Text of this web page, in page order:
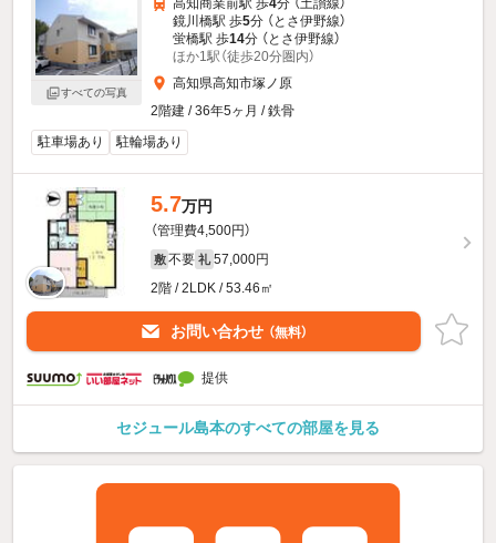
すべての写真
鏡川橋駅 歩5分 （とさ伊野線）
蛍橋駅 歩14分 （とさ伊野線）
ほか1駅（徒歩20分圏内）
高知県高知市塚ノ原
2階建 / 36年5ヶ月 / 鉄骨
駐車場あり
駐輪場あり
5.7万円
（管理費4,500円）
敷 不要 礼 57,000円
2階 / 2LDK / 53.46㎡
お問い合わせ （無料）
提供
セジュール島本のすべての部屋を見る